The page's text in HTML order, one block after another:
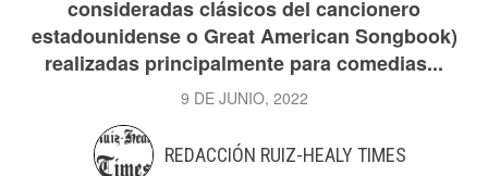
consideradas clásicos del cancionero
estadounidense o Great American Songbook)
realizadas principalmente para comedias...
9 DE JUNIO, 2022
REDACCIÓN RUIZ-HEALY TIMES